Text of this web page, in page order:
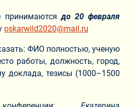
принимаютсядо 20 февраля
oskarwild2020@mail.ru
ФИО полностью, ученую
работы, должность, город,
доклада, тезисы (1000–1500